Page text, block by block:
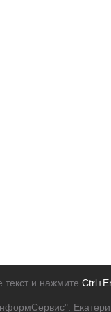
и нажмите